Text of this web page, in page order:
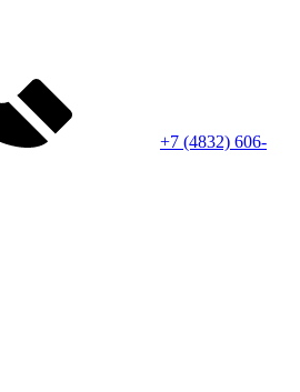
+7 (4832) 606-